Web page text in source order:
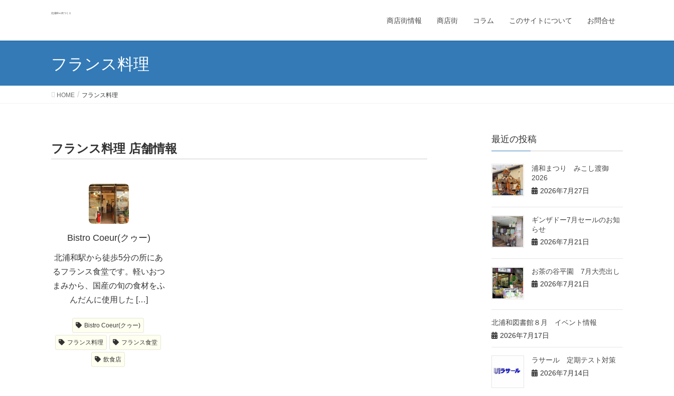
北浦和ｅ街づくり
商店街情報 商店街 コラム このサイトについて お問合せ
フランス料理
HOME フランス料理
フランス料理 店舗情報
Bistro Coeur(クゥー)
北浦和駅から徒歩5分の所にあ
るフランス食堂です。軽いおつ
まみから、国産の旬の食材をふ
んだんに使用した […]
Bistro Coeur(クゥー)
フランス料理 フランス食堂
飲食店
最近の投稿
浦和まつり みこし渡御
2026
2026年7月27日
ギンザドー7月セールのお知
らせ
2026年7月21日
お茶の谷平園 7月大売出し
2026年7月21日
北浦和図書館８月 イベント情報
2026年7月17日
ラサール 定期テスト対策
2026年7月14日